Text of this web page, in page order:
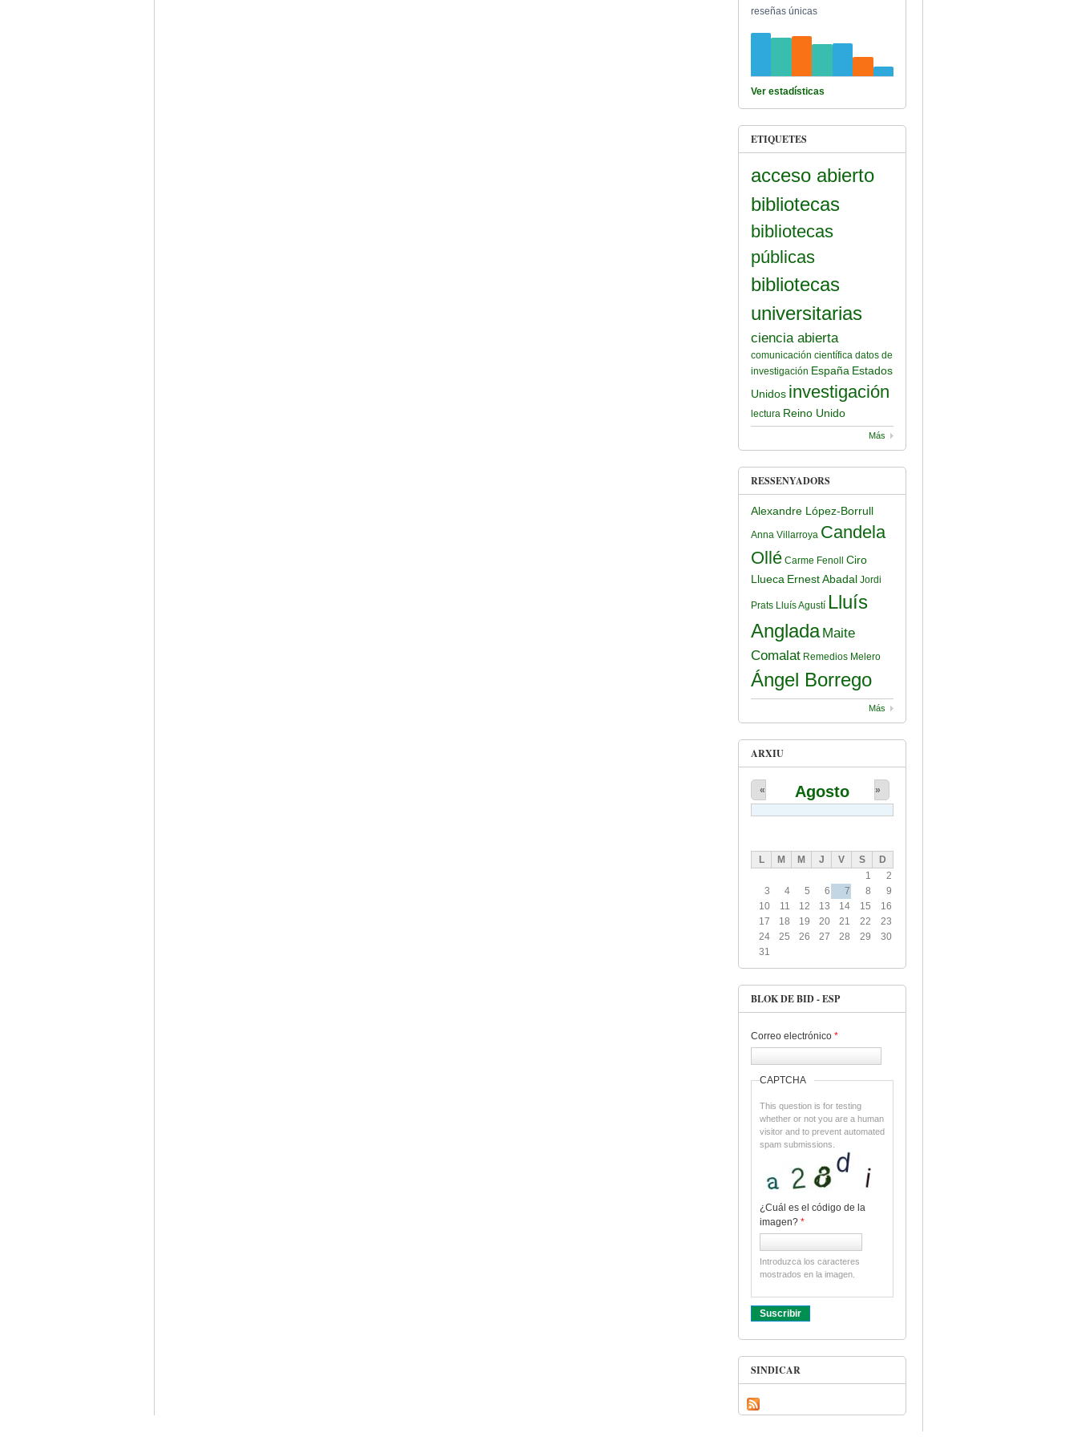
reseñas únicas
Ver estadísticas
ETIQUETES
acceso abierto
bibliotecas
bibliotecas
públicas
bibliotecas
universitarias
ciencia abierta
comunicación científica datos de
investigación España Estados
Unidos investigación
lectura Reino Unido
Más
RESSENYADORS
Alexandre López-Borrull
Anna Villarroya Candela
Ollé Carme Fenoll
Ciro
Llueca Ernest Abadal Jordi
Prats Lluís Agustí Lluís
Anglada Maite
Comalat Remedios Melero
Ángel Borrego
Más
ARXIU
Agosto
« »
L M M J V S
D
1
2
3
4 5 6 7 8
9
10
11 12 13 14 15
16
17
18 19 20 21 22
23
24
25 26 27 28 29
30
31
BLOK DE BID - ESP
Correo electrónico *
CAPTCHA
This question is for testing
whether or not you are a human
visitor and to prevent automated
spam submissions.
¿Cuál es el código de la
imagen? *
Introduzca los caracteres
mostrados en la imagen.
SINDICAR